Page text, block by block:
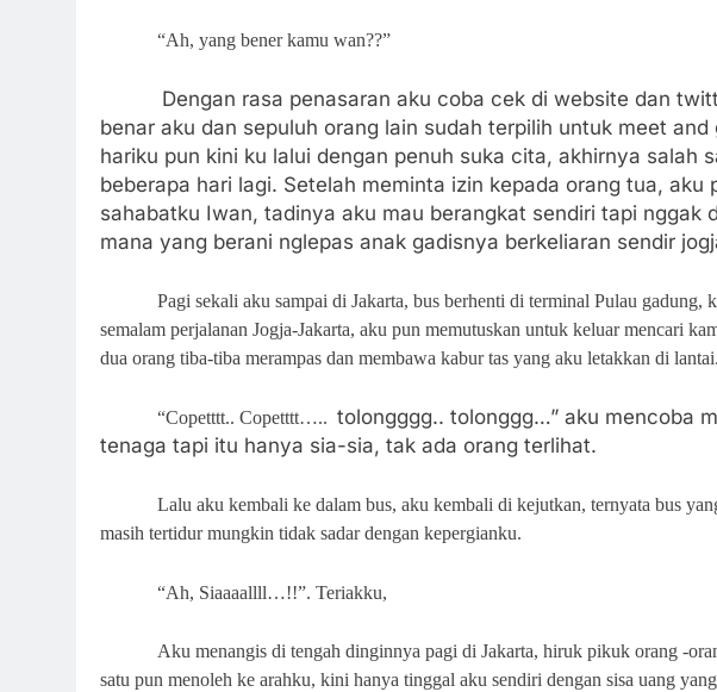
“Ah, yang bener kamu wan??”
Dengan rasa penasaran aku coba cek di website dan
benar aku dan sepuluh orang lain sudah terpilih untuk meet
hariku pun kini ku lalui dengan penuh suka cita, akhirnya salah
beberapa hari lagi. Setelah meminta izin kepada orang tua, aku
sahabatku Iwan, tadinya aku mau berangkat sendiri tapi nggak
mana yang berani nglepas anak gadisnya berkeliaran sendir
Pagi sekali aku sampai di Jakarta, bus berhenti di terminal Pulau gadung,
semalam perjalanan Jogja-Jakarta, aku pun memutuskan untuk keluar mencari
dua orang tiba-tiba merampas dan membawa kabur tas yang aku letakkan di lantai.
“Copetttt.. Copetttt….. tolongggg.. tolonggg…” aku mencoba
tenaga tapi itu hanya sia-sia, tak ada orang terlihat.
Lalu aku kembali ke dalam bus, aku kembali di kejutkan, ternyata bus
masih tertidur mungkin tidak sadar dengan kepergianku.
“Ah, Siaaaallll…!!”. Teriakku,
Aku menangis di tengah dinginnya pagi di Jakarta, hiruk pikuk orang -
satu pun menoleh ke arahku, kini hanya tinggal aku sendiri dengan sisa uang